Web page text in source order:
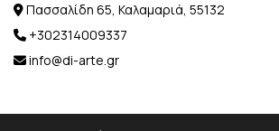
Πασσαλίδη 65, Καλαμαριά, 55132
+302314009337
info@di-arte.gr